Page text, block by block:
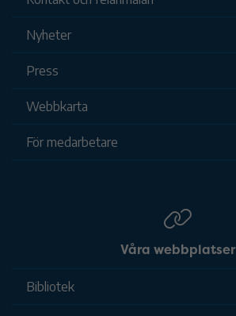
Nyheter
Press
Webbkarta
För medarbetare
Våra webbplatser
Bibliotek